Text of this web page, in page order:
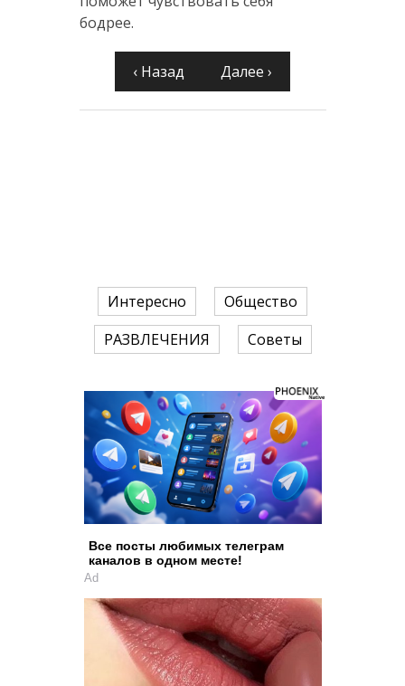
бодрее.
‹ Назад Далее ›
Интересно
Общество
РАЗВЛЕЧЕНИЯ
Советы
Все посты любимых телеграм
каналов в одном месте!
Ad